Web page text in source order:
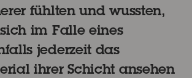
fühlten und wussten,
im Falle eines
jederzeit das
ihrer Schicht ansehen